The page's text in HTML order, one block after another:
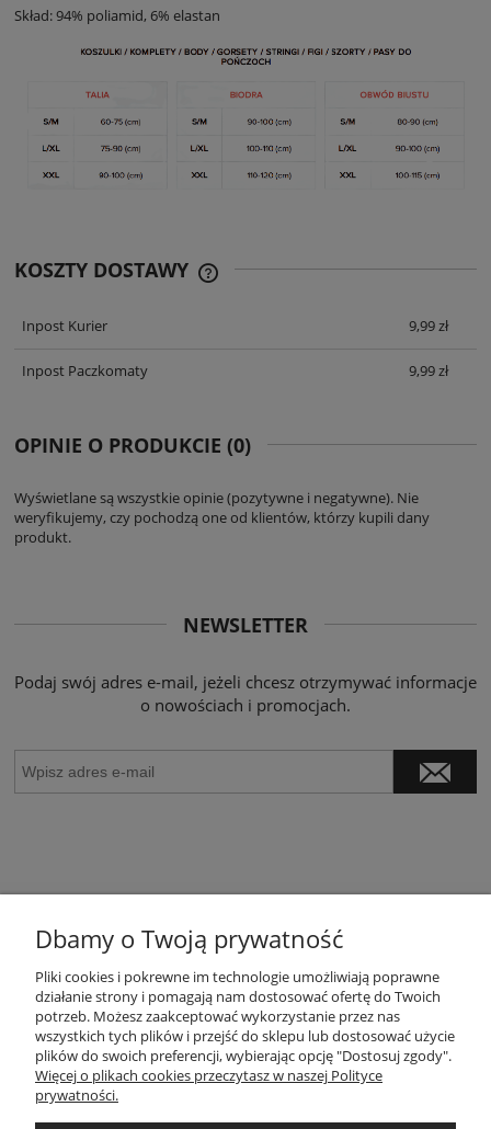
Skład: 94% poliamid, 6% elastan
KOSZTY DOSTAWY
Inpost Kurier
9,99 zł
Inpost Paczkomaty 9,99 zł
OPINIE O PRODUKCIE (0)
Wyświetlane są wszystkie opinie (pozytywne i negatywne). Nie
weryfikujemy, czy pochodzą one od klientów, którzy kupili dany
produkt.
NEWSLETTER
Podaj swój adres e-mail, jeżeli chcesz otrzymywać informacje
o nowościach i promocjach.
POMOC
MOJE KONTO
Dbamy o Twoją prywatność
Pliki cookies i pokrewne im technologie umożliwiają poprawne
działanie strony i pomagają nam dostosować ofertę do Twoich
potrzeb. Możesz zaakceptować wykorzystanie przez nas
wszystkich tych plików i przejść do sklepu lub dostosować użycie
plików do swoich preferencji, wybierając opcję "Dostosuj zgody".
Więcej o plikach cookies przeczytasz w naszej Polityce
prywatności.